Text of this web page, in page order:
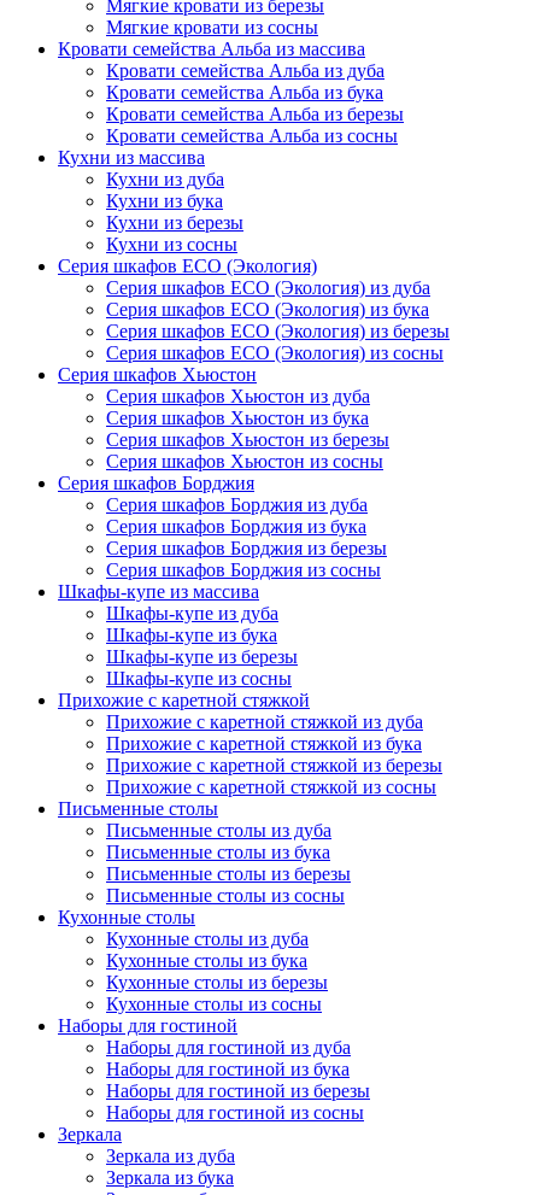
Мягкие кровати из березы
Мягкие кровати из сосны
Кровати семейства Альба из массива
Кровати семейства Альба из дуба
Кровати семейства Альба из бука
Кровати семейства Альба из березы
Кровати семейства Альба из сосны
Кухни из массива
Кухни из дуба
Кухни из бука
Кухни из березы
Кухни из сосны
Серия шкафов ECO (Экология)
Серия шкафов ECO (Экология) из дуба
Серия шкафов ECO (Экология) из бука
Серия шкафов ECO (Экология) из березы
Серия шкафов ECO (Экология) из сосны
Серия шкафов Хьюстон
Серия шкафов Хьюстон из дуба
Серия шкафов Хьюстон из бука
Серия шкафов Хьюстон из березы
Серия шкафов Хьюстон из сосны
Серия шкафов Борджия
Серия шкафов Борджия из дуба
Серия шкафов Борджия из бука
Серия шкафов Борджия из березы
Серия шкафов Борджия из сосны
Шкафы-купе из массива
Шкафы-купе из дуба
Шкафы-купе из бука
Шкафы-купе из березы
Шкафы-купе из сосны
Прихожие с каретной стяжкой
Прихожие с каретной стяжкой из дуба
Прихожие с каретной стяжкой из бука
Прихожие с каретной стяжкой из березы
Прихожие с каретной стяжкой из сосны
Письменные столы
Письменные столы из дуба
Письменные столы из бука
Письменные столы из березы
Письменные столы из сосны
Кухонные столы
Кухонные столы из дуба
Кухонные столы из бука
Кухонные столы из березы
Кухонные столы из сосны
Наборы для гостиной
Наборы для гостиной из дуба
Наборы для гостиной из бука
Наборы для гостиной из березы
Наборы для гостиной из сосны
Зеркала
Зеркала из дуба
Зеркала из бука